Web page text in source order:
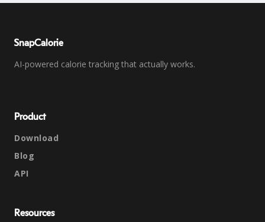
SnapCalorie
AI-powered calorie tracking that actually works.
Product
Download
Blog
API
Resources